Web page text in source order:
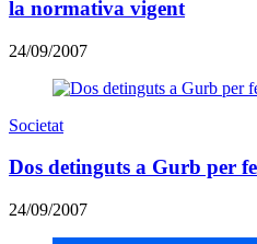
la normativa vigent
24/09/2007
Societat
Dos detinguts a Gurb per
24/09/2007